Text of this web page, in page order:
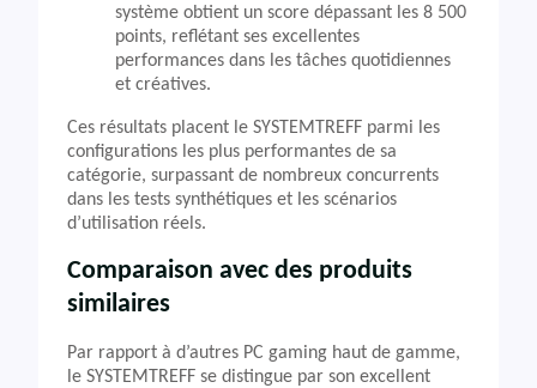
système obtient un score dépassant les 8 500
points, reflétant ses excellentes
performances dans les tâches quotidiennes
et créatives.
Ces résultats placent le SYSTEMTREFF parmi les
configurations les plus performantes de sa
catégorie, surpassant de nombreux concurrents
dans les tests synthétiques et les scénarios
d’utilisation réels.
Comparaison avec des produits
similaires
Par rapport à d’autres PC gaming haut de gamme,
le SYSTEMTREFF se distingue par son excellent